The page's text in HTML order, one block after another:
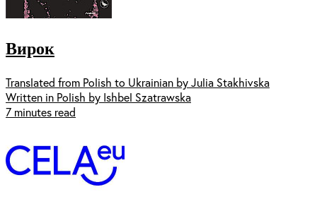
Вирок
Translated from Polish to Ukrainian by Julia Stakhivska
Written in Polish by Ishbel Szatrawska
7 minutes read